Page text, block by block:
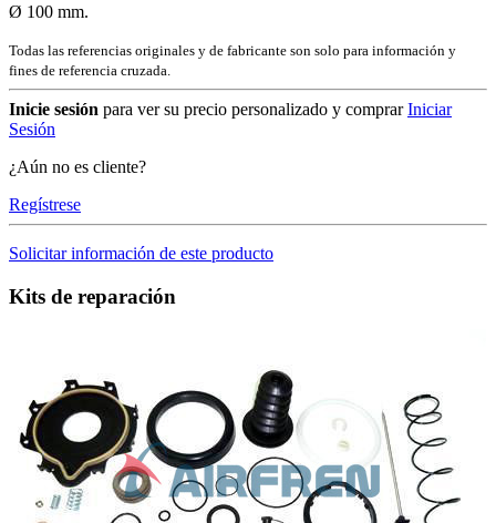
Ø 100 mm.
Todas las referencias originales y de fabricante son solo para información y
fines de referencia cruzada.
Inicie sesión para ver su precio personalizado y comprar Iniciar
Sesión
¿Aún no es cliente?
Regístrese
Solicitar información de este producto
Kits de reparación